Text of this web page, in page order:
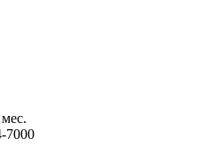
7000